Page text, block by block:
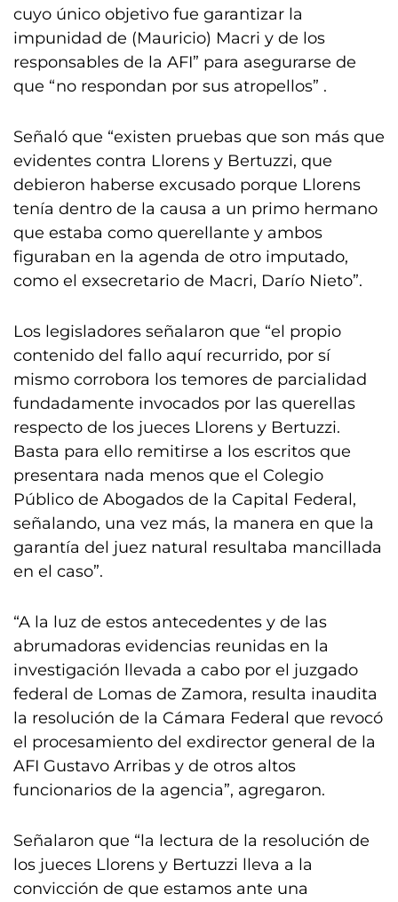
cuyo único objetivo fue garantizar la
impunidad de (Mauricio) Macri y de los
responsables de la AFI” para asegurarse de
que “no respondan por sus atropellos” .
Señaló que “existen pruebas que son más que
evidentes contra Llorens y Bertuzzi, que
debieron haberse excusado porque Llorens
tenía dentro de la causa a un primo hermano
que estaba como querellante y ambos
figuraban en la agenda de otro imputado,
como el exsecretario de Macri, Darío Nieto”.
Los legisladores señalaron que “el propio
contenido del fallo aquí recurrido, por sí
mismo corrobora los temores de parcialidad
fundadamente invocados por las querellas
respecto de los jueces Llorens y Bertuzzi.
Basta para ello remitirse a los escritos que
presentara nada menos que el Colegio
Público de Abogados de la Capital Federal,
señalando, una vez más, la manera en que la
garantía del juez natural resultaba mancillada
en el caso”.
“A la luz de estos antecedentes y de las
abrumadoras evidencias reunidas en la
investigación llevada a cabo por el juzgado
federal de Lomas de Zamora, resulta inaudita
la resolución de la Cámara Federal que revocó
el procesamiento del exdirector general de la
AFI Gustavo Arribas y de otros altos
funcionarios de la agencia”, agregaron.
Señalaron que “la lectura de la resolución de
los jueces Llorens y Bertuzzi lleva a la
convicción de que estamos ante una